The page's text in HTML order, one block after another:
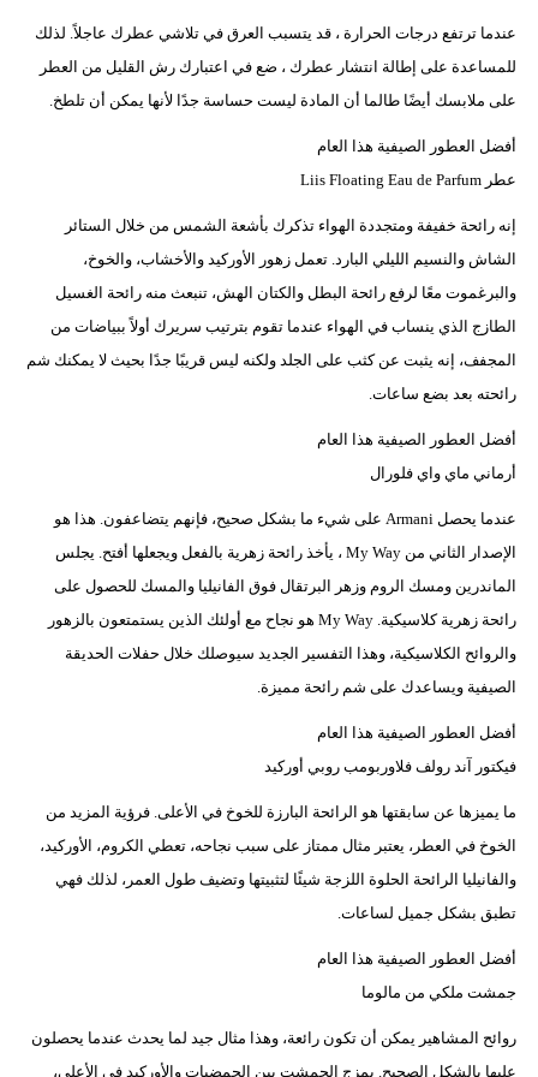
عندما ترتفع درجات الحرارة ، قد يتسبب العرق في تلاشي عطرك عاجلاً. لذلك
للمساعدة على إطالة انتشار عطرك ، ضع في اعتبارك رش القليل من العطر
على ملابسك أيضًا طالما أن المادة ليست حساسة جدًا لأنها يمكن أن تلطخ.
أفضل العطور الصيفية هذا العام
عطر Liis Floating Eau de Parfum
إنه رائحة خفيفة ومتجددة الهواء تذكرك بأشعة الشمس من خلال الستائر
الشاش والنسيم الليلي البارد. تعمل زهور الأوركيد والأخشاب، والخوخ،
والبرغموت معًا لرفع رائحة البطل والكتان الهش، تنبعث منه رائحة الغسيل
الطازج الذي ينساب في الهواء عندما تقوم بترتيب سريرك أولاً ببياضات من
المجفف، إنه يثبت عن كثب على الجلد ولكنه ليس قريبًا جدًا بحيث لا يمكنك شم
رائحته بعد بضع ساعات.
أفضل العطور الصيفية هذا العام
أرماني ماي واي فلورال
عندما يحصل Armani على شيء ما بشكل صحيح، فإنهم يتضاعفون. هذا هو
الإصدار الثاني من My Way ، يأخذ رائحة زهرية بالفعل ويجعلها أفتح. يجلس
الماندرين ومسك الروم وزهر البرتقال فوق الفانيليا والمسك للحصول على
رائحة زهرية كلاسيكية. My Way هو نجاح مع أولئك الذين يستمتعون بالزهور
والروائح الكلاسيكية، وهذا التفسير الجديد سيوصلك خلال حفلات الحديقة
الصيفية ويساعدك على شم رائحة مميزة.
أفضل العطور الصيفية هذا العام
فيكتور آند رولف فلاوربومب روبي أوركيد
ما يميزها عن سابقتها هو الرائحة البارزة للخوخ في الأعلى. فرؤية المزيد من
الخوخ في العطر، يعتبر مثال ممتاز على سبب نجاحه، تعطي الكروم، الأوركيد،
والفانيليا الرائحة الحلوة اللزجة شيئًا لتثبيتها وتضيف طول العمر، لذلك فهي
تطبق بشكل جميل لساعات.
أفضل العطور الصيفية هذا العام
جمشت ملكي من مالوما
روائح المشاهير يمكن أن تكون رائعة، وهذا مثال جيد لما يحدث عندما يحصلون
عليها بالشكل الصحيح. يمزج الجمشت بين الحمضيات والأوركيد في الأعلى،